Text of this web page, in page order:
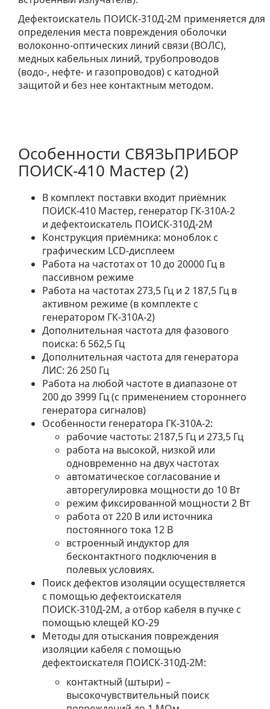
Дефектоискатель ПОИСК-310Д-2М применяется для
определения места повреждения оболочки
волоконно-оптических линий связи (ВОЛС),
медных кабельных линий, трубопроводов
(водо-, нефте- и газопроводов) с катодной
защитой и без нее контактным методом.
Особенности СВЯЗЬПРИБОР
ПОИСК-410 Мастер (2)
В комплект поставки входит приёмник
ПОИСК-410 Мастер, генератор ГК-310А-2
и дефектоискатель ПОИСК-310Д-2М
Конструкция приёмника: моноблок с
графическим LCD-дисплеем
Работа на частотах от 10 до 20000 Гц в
пассивном режиме
Работа на частотах 273,5 Гц и 2 187,5 Гц в
активном режиме (в комплекте с
генератором ГК-310А-2)
Дополнительная частота для фазового
поиска: 6 562,5 Гц
Дополнительная частота для генератора
ЛИС: 26 250 Гц
Работа на любой частоте в диапазоне от
200 до 3999 Гц (с применением стороннего
генератора сигналов)
Особенности генератора ГК-310А-2:
рабочие частоты: 2187,5 Гц и 273,5 Гц
работа на высокой, низкой или
одновременно на двух частотах
автоматическое согласование и
авторегулировка мощности до 10 Вт
режим фиксированной мощности 2 Вт
работа от 220 В или источника
постоянного тока 12 В
встроенный индуктор для
бесконтактного подключения в
полевых условиях.
Поиск дефектов изоляции осуществляется
с помощью дефектоискателя
ПОИСК-310Д-2М, а отбор кабеля в пучке с
помощью клещей КО-29
Методы для отыскания повреждения
изоляции кабеля с помощью
дефектоискателя ПОИСК-310Д-2М:
контактный (штыри) –
высокочувствительный поиск